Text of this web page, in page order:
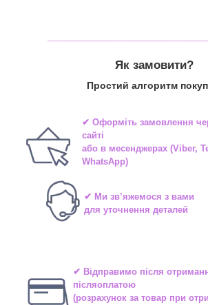
Як замовити?
Простий алгоритм
✔ Оформіть замовлення
сайті
або в месенджерах(Viber,
WhatsApp)
✔ Ми зв’яжемося з вами
для уточнення деталей
✔ Відправимо після
післяоплатою
(розрахунок за товар при